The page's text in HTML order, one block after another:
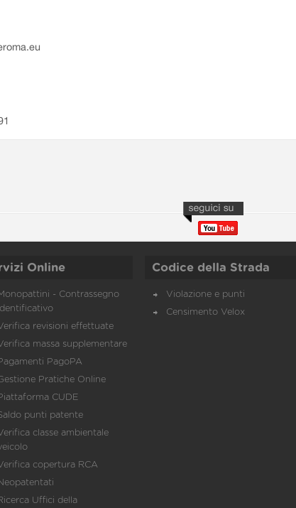
Online
- Contrassegno
revisioni effettuate
massa supplementare
PagoPA
Pratiche Online
CUDE
punti patente
classe ambientale
copertura RCA
Uffici della
Codice della Strada
Violazione e punti
Censimento Velox